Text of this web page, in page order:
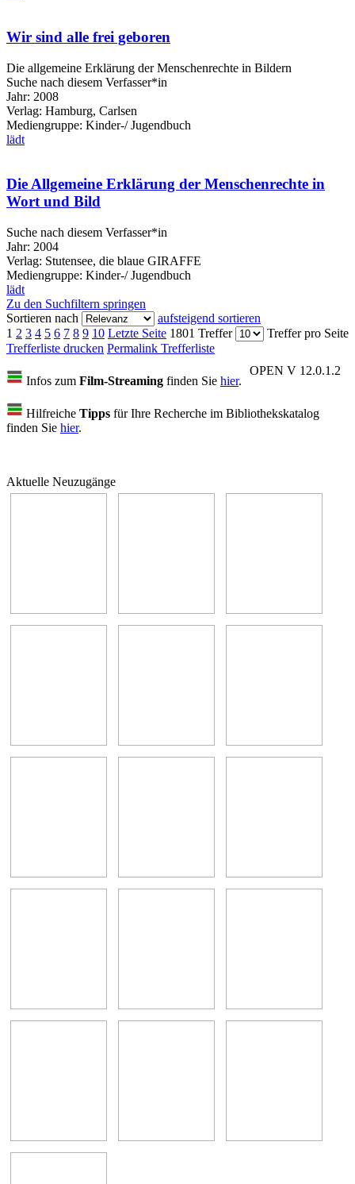
Wir sind alle frei geboren
Die allgemeine Erklärung der Menschenrechte in Bildern
Suche nach diesem Verfasser*in
Jahr: 2008
Verlag: Hamburg, Carlsen
Mediengruppe: Kinder-/ Jugendbuch
lädt
Die Allgemeine Erklärung der Menschenrechte in
Wort und Bild
Suche nach diesem Verfasser*in
Jahr: 2004
Verlag: Stutensee, die blaue GIRAFFE
Mediengruppe: Kinder-/ Jugendbuch
lädt
Zu den Suchfiltern springen
Sortieren nach
aufsteigend sortieren
1 2 3 4 5 6 7 8 9 10 Letzte Seite 1801 Treffer
Treffer pro Seite
Trefferliste drucken Permalink Trefferliste
OPEN V 12.0.1.2
Infos zum Film-Streaming finden Sie hier.
Hilfreiche Tipps für Ihre Recherche im Bibliothekskatalog
finden Sie hier.
Aktuelle Neuzugänge